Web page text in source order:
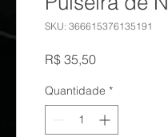
SKU: 366615376135191
R$ 35,50Preço
Quantidade *